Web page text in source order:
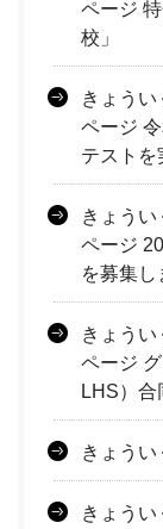
ページ
校」
きょう
ページ
テストを
きょう
ページ
を募集し
きょう
ページ
LHS）合
きょうい
きょう